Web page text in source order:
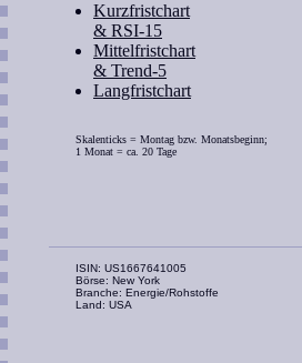
Kurzfristchart
& RSI-15
Mittelfristchart
& Trend-5
Langfristchart
Skalenticks = Montag bzw. Monatsbeginn;
1 Monat = ca. 20 Tage
ISIN: US1667641005
Börse: New York
Branche: Energie/Rohstoffe
Land: USA